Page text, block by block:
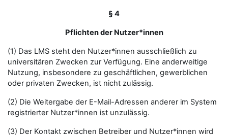
§ 4
Pflichten der Nutzer*innen
(1) Das LMS steht den Nutzer*innen ausschließlich zu
universitären Zwecken zur Verfügung. Eine anderweitige
Nutzung, insbesondere zu geschäftlichen, gewerblichen
oder privaten Zwecken, ist nicht zulässig.
(2) Die Weitergabe der E-Mail-Adressen anderer im System
registrierter Nutzer*innen ist unzulässig.
(3) Der Kontakt zwischen Betreiber und Nutzer*innen wird